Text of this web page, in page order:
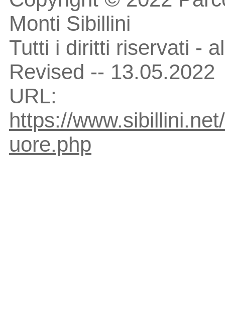
Monti Sibillini
Tutti i diritti riservati -
Revised -- 13.05.2022
URL:
https://
uore.php